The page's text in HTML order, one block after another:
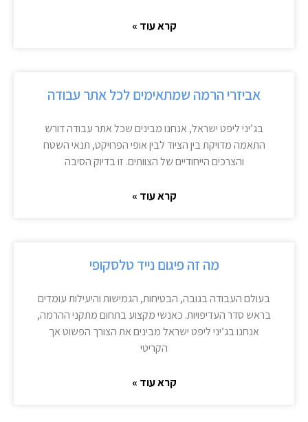
קרא עוד »
אביזרי הרמה שמתאימים לכל אתר עבודה
בג’יני ליפט ישראל, אנחנו מבינים שכל אתר עבודה דורש
התאמה מדויקת בין הציוד לבין אופי הפרויקט, תנאי השטח
והצרכים הייחודיים של הצוותים. זו בדיוק הסיבה
קרא עוד »
מה זה פיגום נייד טלסקופי
בעולם העבודה בגובה, הבטיחות, הגמישות והיעילות עומדים
בראש סדר העדיפויות. כאנשי מקצוע בתחום מתקני ההרמה,
אנחנו בג’יני ליפט ישראל מבינים את הצורך הפשוט אך
הקריטי
קרא עוד »